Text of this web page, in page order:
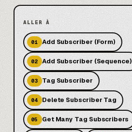
ALLER À
01 Add Subscriber (Form)
02 Add Subscriber (Sequence)
03 Tag Subscriber
04 Delete Subscriber Tag
05 Get Many Tag Subscribers